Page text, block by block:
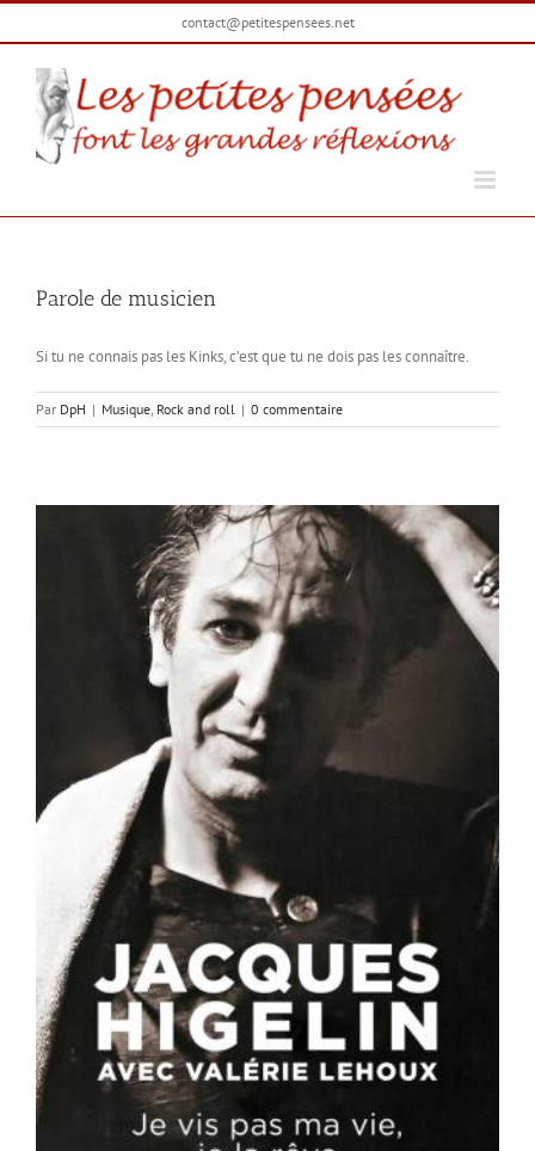
Passer
contact@petitespensees.net
Parole de musicien
Si tu ne connais pas les Kinks, c’est que tu ne dois pas les connaître.
Par DpH | Musique, Rock and roll | 0 commentaire